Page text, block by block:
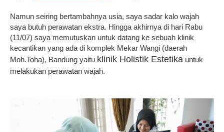
Namun seiring bertambahnya usia, saya sadar kalo wajah
saya butuh perawatan ekstra. Hingga akhirnya di hari Rabu
(11/07) saya memutuskan untuk datang ke sebuah klinik
kecantikan yang ada di komplek Mekar Wangi (daerah
Moh.Toha), Bandung yaitu klinik Holistik Estetika untuk
melakukan perawatan wajah.